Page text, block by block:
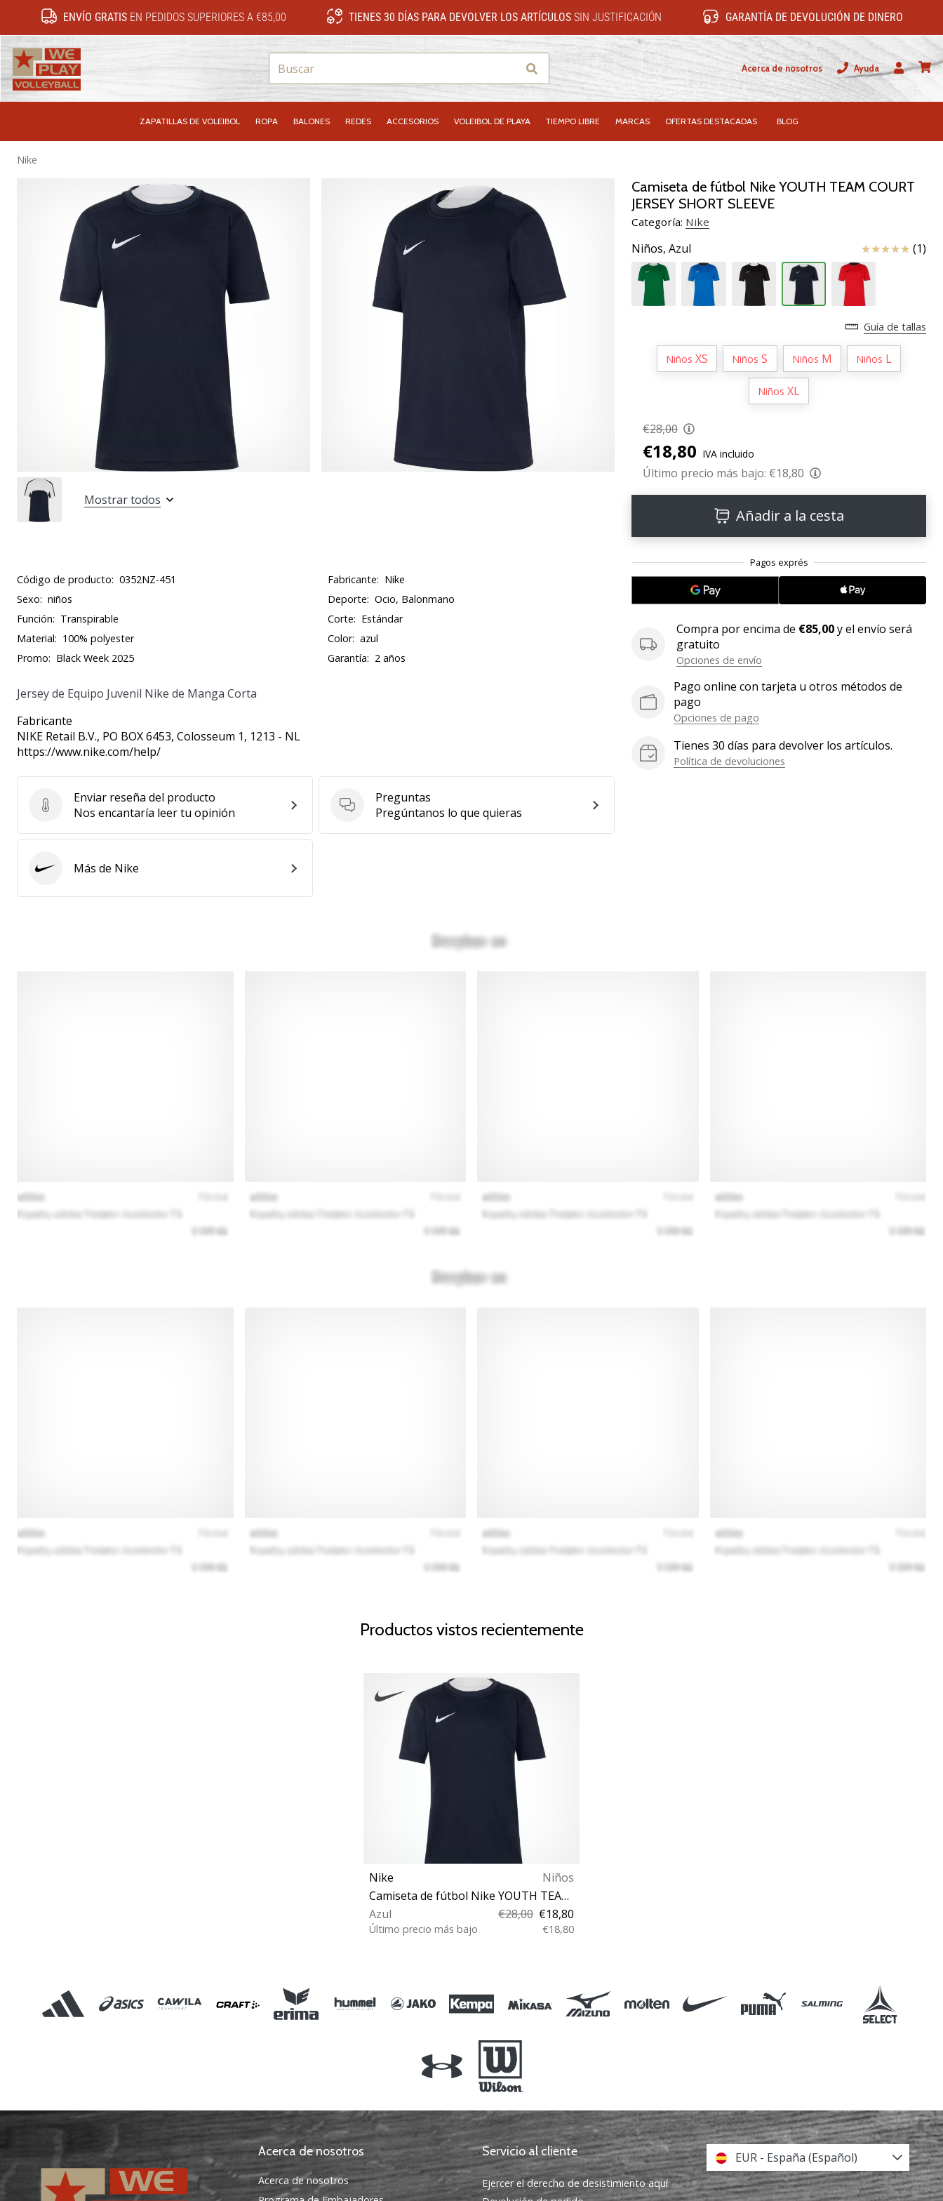
ENVÍO GRATISEN PEDIDOS SUPERIORES A €85,00 TIENES 30 DÍAS PARA DEVOLVER LOS ARTÍCULOS SIN JUSTIFICACIÓN GARANTÍA DE DEVOLUCIÓN DE DINERO
Buscar Acerca de nosotros
Ayuda
Usuario
ZAPATILLAS DE VOLEIBOL ROPA BALONES REDES ACCESORIOS VOLEIBOL DE PLAYA TIEMPO LIBRE MARCAS OFERTAS DESTACADAS BLOG
Nike
Camiseta de fútbol Nike YOUTH TEAM COURT
JERSEY SHORT SLEEVE
Categoría: Nike
Niños, Azul Reseña (1)
Guía de tallas
Niños XS Niños S Niños M Niños L
Niños XL
€28,00
€18,80 IVA incluido
Último precio más bajo: €18,80
Añadir a la cesta
Compra por encima de €85,00y el envío será
gratuito
Opciones de envío
Pago online con tarjeta u otros métodos de
pago
Opciones de pago
Tienes 30 días para devolver los artículos.
Política de devoluciones
Mostrar todos
Código de producto: 0352NZ-451 Fabricante: Nike
Sexo: niños Deporte: Ocio, Balonmano
Función: Transpirable Corte: Estándar
Material: 100% polyester Color: azul
Promo: Black Week 2025 Garantía: 2 años
Jersey de Equipo Juvenil Nike de Manga Corta
Fabricante
NIKE Retail B.V., PO BOX 6453, Colosseum 1, 1213 - NL
https://www.nike.com/help/
Enviar reseña del producto
Enviar reseña del producto
Nos encantaría leer tu opinión
Preguntas
Preguntas
Pregúntanos lo que quieras
Nike Más de Nike
Productos vistos recientemente
Nike
Niños
Camiseta de fútbol Nike YOUTH TEAM COURT JERSEY SHORT SLEEVE
Azul
€28,00 €18,80
Último precio más bajo €18,80
Acerca de nosotros
Acerca de nosotros
Servicio al cliente
Ejercer el derecho de desistimiento aquí
EUR - España (Español)